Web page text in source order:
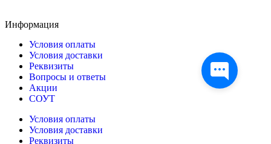
Информация
Условия оплаты
Условия доставки
Реквизиты
Вопросы и ответы
Акции
СОУТ
Условия оплаты
Условия доставки
Реквизиты